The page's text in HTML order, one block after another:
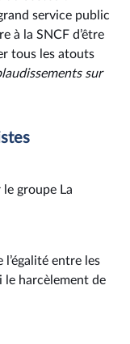
service public
à la SNCF d’être
tous les atouts
sur
groupe La
l’égalité entre les
le harcèlement de